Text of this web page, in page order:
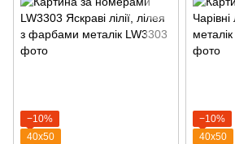
−10%
40х50
−10%
40х50